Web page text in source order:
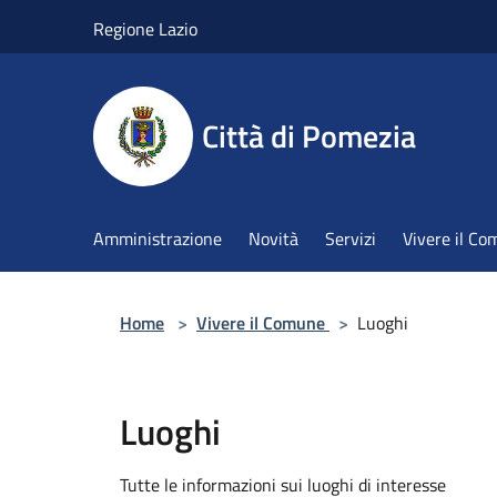
Regione Lazio
Città di Pomezia
Amministrazione Novità Servizi Vivere il
Home > Vivere il Comune > Luoghi
Luoghi
Tutte le informazioni sui luoghi di interesse